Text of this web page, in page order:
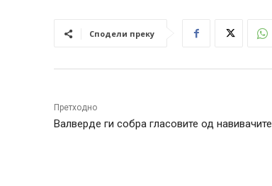
Сподели преку
Претходно
Валверде ги собра гласовите од навивачите